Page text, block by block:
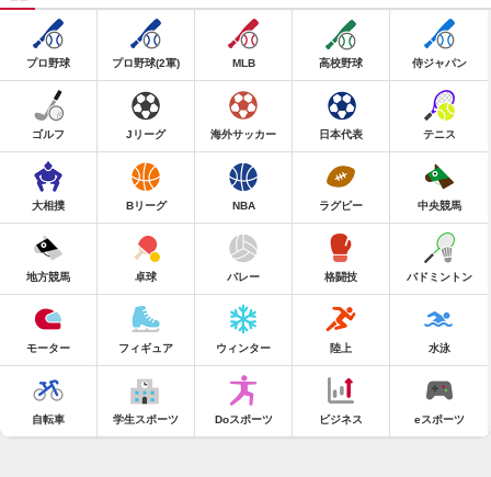
プロ野球 プロ野球(2軍) MLB 高校野球 侍ジャパン
ゴルフ Jリーグ 海外サッカー 日本代表 テニス
大相撲 Bリーグ NBA ラグビー 中央競馬
地方競馬 卓球 バレー 格闘技 バドミントン
モーター フィギュア ウィンター 陸上 水泳
自転車 学生スポーツ Doスポーツ ビジネス eスポーツ